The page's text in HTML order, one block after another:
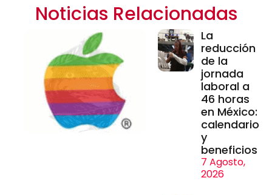
Noticias Relacionadas
La
reducción
de la
jornada
laboral a
46 horas
en México:
calendario
y
beneficios
7 Agosto,
2026